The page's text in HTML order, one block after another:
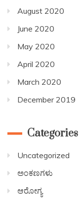
August 2020
June 2020
May 2020
April 2020
March 2020
December 2019
Categories
Uncategorized
ಅಂಕಣಗಳು
ಆರೋಗ್ಯ